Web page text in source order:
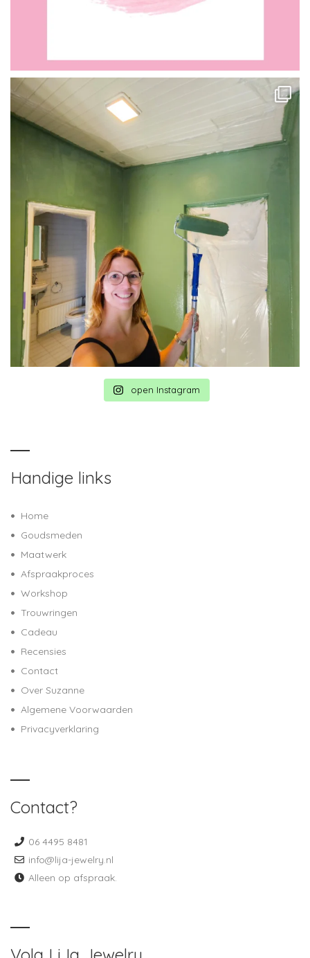
open Instagram
Handige links
Home
Goudsmeden
Maatwerk
Afspraakproces
Workshop
Trouwringen
Cadeau
Recensies
Contact
Over Suzanne
Algemene Voorwaarden
Privacyverklaring
Contact?
06 4495 8481
info@lija-jewelry.nl
Alleen op afspraak.